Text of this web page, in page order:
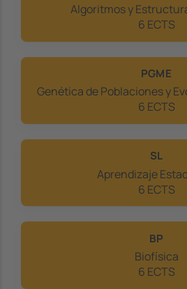
Algoritmos y
6 ECTS
PGME
Genética de Poblaciones y
6 ECTS
SL
Aprendizaje
6 ECTS
BP
Biofísica
6 ECTS